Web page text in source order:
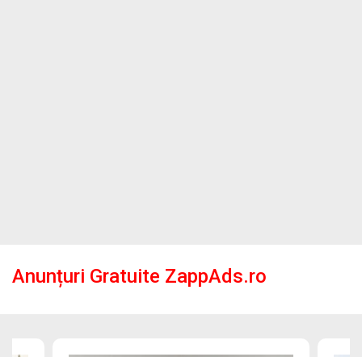
Anunțuri Gratuite ZappAds.ro